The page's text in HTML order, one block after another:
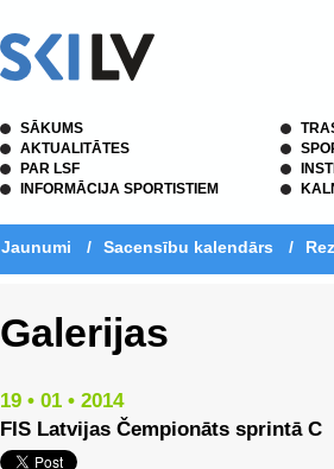
SĀKUMS
AKTUALITĀTES
PAR LSF
INFORMĀCIJA SPORTISTIEM
Jaunumi / Sacensību kalendārs /
Galerijas
19 • 01 • 2014
FIS Latvijas Čempionāts sprintā C